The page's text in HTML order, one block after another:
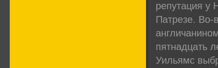
репутация у
Патрезе. Во-
пятнадцать
Уильямс